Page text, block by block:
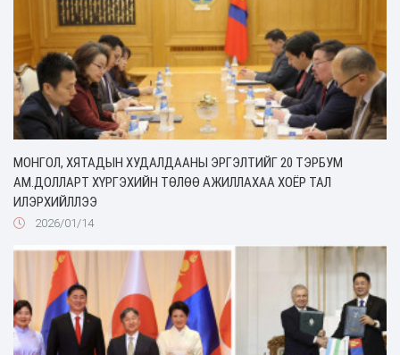
МОНГОЛ, ХЯТАДЫН ХУДАЛДААНЫ ЭРГЭЛТИЙГ 20 ТЭРБУМ
АМ.ДОЛЛАРТ ХҮРГЭХИЙН ТӨЛӨӨ АЖИЛЛАХАА ХОЁР ТАЛ
ИЛЭРХИЙЛЛЭЭ
2026/01/14